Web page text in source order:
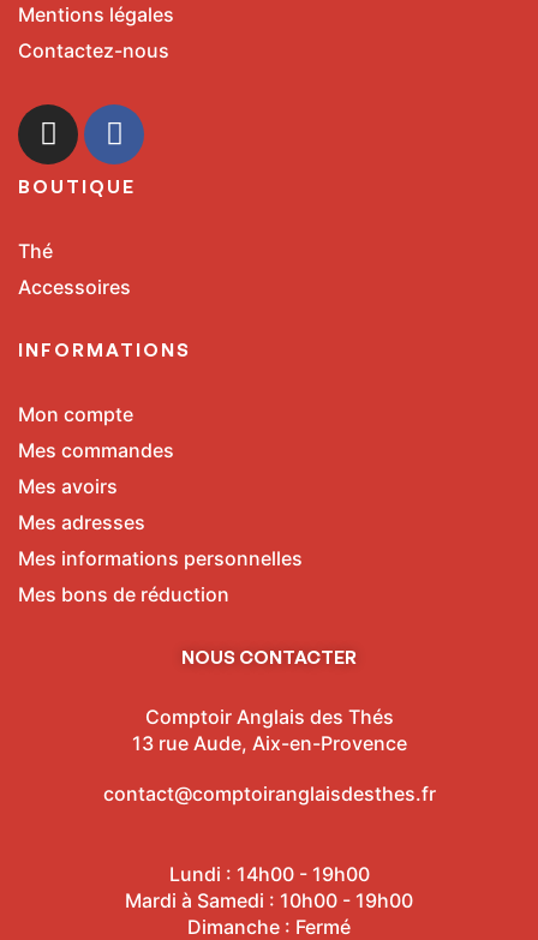
Mentions légales
Contactez-nous
BOUTIQUE
Thé
Accessoires
INFORMATIONS
Mon compte
Mes commandes
Mes avoirs
Mes adresses
Mes informations personnelles
Mes bons de réduction
NOUS CONTACTER
Comptoir Anglais des Thés
13 rue Aude, Aix-en-Provence
contact@comptoiranglaisdesthes.fr
Lundi : 14h00 - 19h00
Mardi à Samedi : 10h00 - 19h00
Dimanche : Fermé